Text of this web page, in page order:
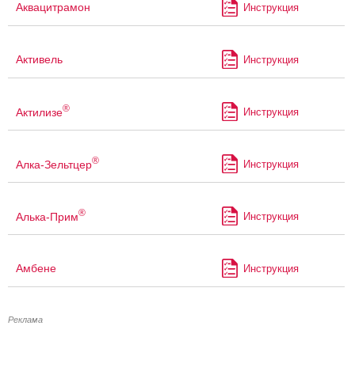
Аквацитрамон Инструкция
Активель Инструкция
Актилизе® Инструкция
Алка-Зельтцер® Инструкция
Алька-Прим® Инструкция
Амбене Инструкция
Реклама